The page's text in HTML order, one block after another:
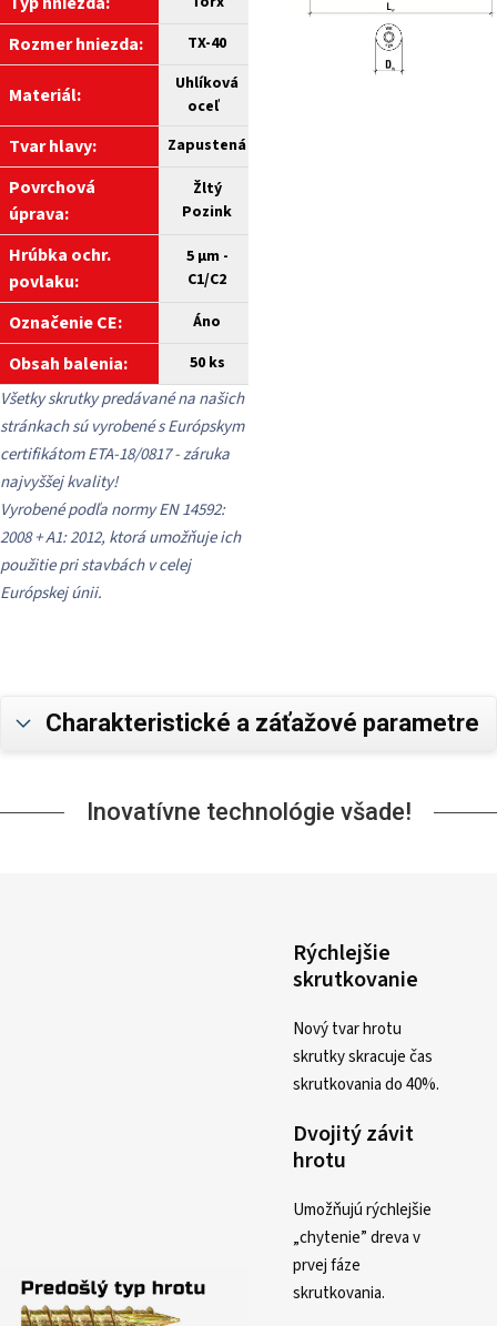
Rozmer hniezda: TX-40
Materiál:
Uhlíková
oceľ
Tvar hlavy: Zapustená
Povrchová
úprava:
Žltý
Pozink
Hrúbka ochr.
povlaku:
5 µm -
C1/C2
Označenie CE: Áno
Obsah balenia: 50 ks
Všetky skrutky predávané na našich
stránkach sú vyrobené s Európskym
certifikátom ETA-18/0817 - záruka
najvyššej kvality!
Vyrobené podľa normy EN 14592:
2008 + A1: 2012, ktorá umožňuje ich
použitie pri stavbách v celej
Európskej únii.
Charakteristické a záťažové parametre
Inovatívne technológie všade!
Rýchlejšie
skrutkovanie
Nový tvar hrotu
skrutky skracuje čas
skrutkovania do 40%.
Dvojitý závit
hrotu
Umožňujú rýchlejšie
„chytenie” dreva v
prvej fáze
skrutkovania.